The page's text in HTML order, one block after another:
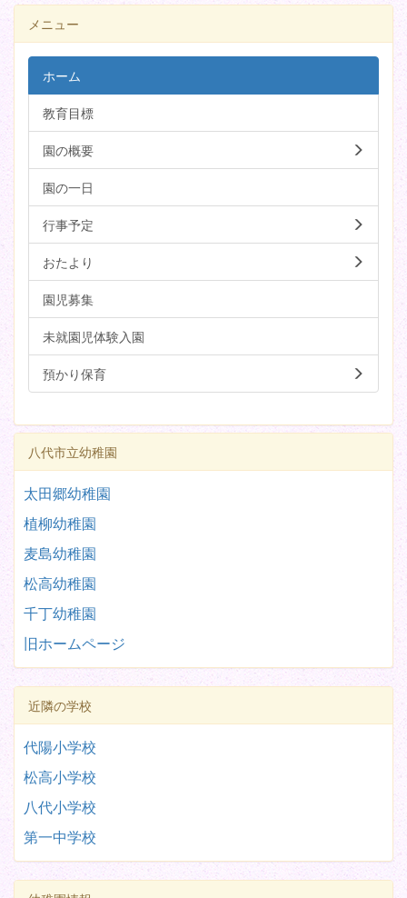
メニュー
ホーム
教育目標
園の概要
園の一日
行事予定
おたより
園児募集
未就園児体験入園
預かり保育
八代市立幼稚園
太田郷幼稚園
植柳幼稚園
麦島幼稚園
松高幼稚園
千丁幼稚園
旧ホームページ
近隣の学校
代陽小学校
松高小学校
八代小学校
第一中学校